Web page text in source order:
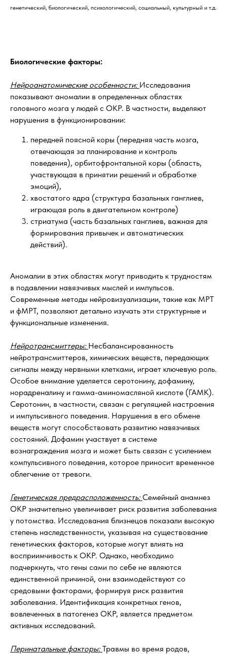
генетический, биологический, психологический, социальный, культурный и т.д.
Биологические факторы:
Нейроанатомические особенности: Исследования
показывают аномалии в определенных областях
головного мозга у людей с ОКР. В частности, выделяют
нарушения в функционировании:
передней поясной коры (передняя часть мозга,
отвечающая за планирование и контроль
поведения), орбитофронтальной коры (область,
участвующая в принятии решений и обработке
эмоций),
хвостатого ядра (структура базальных ганглиев,
играющая роль в двигательном контроле)
стриатума (часть базальных ганглиев, важная для
формирования привычек и автоматических
действий).
Аномалии в этих областях могут приводить к трудностям
в подавлении навязчивых мыслей и импульсов.
Современные методы нейровизуализации, такие как МРТ
и фМРТ, позволяют детально изучать эти структурные и
функциональные изменения.
Нейротрансмиттеры: Несбалансированность
нейротрансмиттеров, химических веществ, передающих
сигналы между нервными клетками, играет ключевую роль.
Особое внимание уделяется серотонину, дофамину,
норадреналину и гамма-аминомасляной кислоте (ГАМК).
Серотонин, в частности, связан с регуляцией настроения
и импульсивного поведения. Нарушения в его обмене
веществ могут способствовать развитию навязчивых
состояний. Дофамин участвует в системе
вознаграждения мозга и может быть связан с усилением
компульсивного поведения, которое приносит временное
облегчение от тревоги.
Генетическая предрасположенность:Семейный анамнез
ОКР значительно увеличивает риск развития заболевания
у потомства. Исследования близнецов показали высокую
степень наследственности, указывая на существование
генетических факторов, которые могут влиять на
восприимчивость к ОКР. Однако, необходимо
подчеркнуть, что гены сами по себе не являются
единственной причиной, они взаимодействуют со
средовыми факторами, формируя риск развития
заболевания. Идентификация конкретных генов,
вовлеченных в патогенез ОКР, является предметом
активных исследований.
Перинатальные факторы:Травмы во время родов,